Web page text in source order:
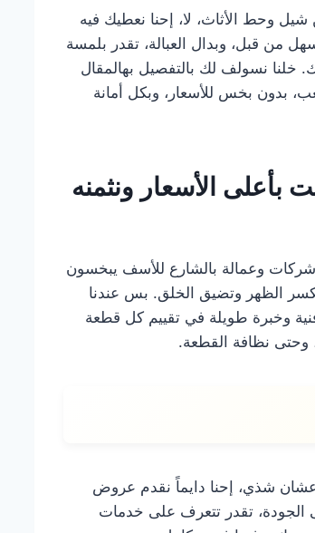
وحط الأثاث، لا، إحنا نعطيك فيه
قبل، وبدال العبالة، تقدر بلمسة
نسولف لك بالتفصيل بهالمقال
بدون بخس للأسعار، وبكل أمانة
بأعلى الأسعار ونثمنه
وعمالة بالشارع للأسف يبخسون
الظهر وتضيق الخلق. بس عندنا
وخبرة طويلة في تقييم كل قطعة
وحتى نظافة القطعة.
شذي، إحنا دايماً نقدم عروض
الجودة، تقدر تتعرف على خدمات